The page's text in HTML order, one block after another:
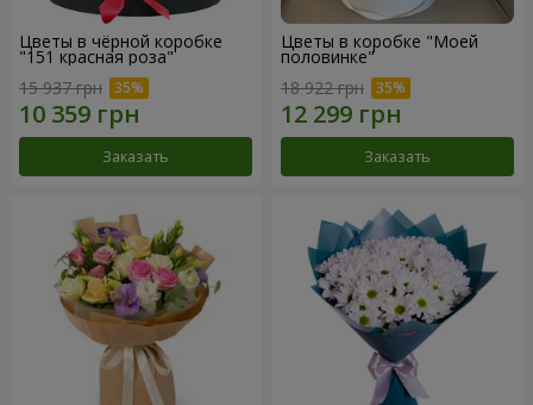
Цветы в чёрной коробке
"151 красная роза"
15 937 грн
Заказать
Цветы в коробке "Моей
половинке"
18 922 грн
Заказать